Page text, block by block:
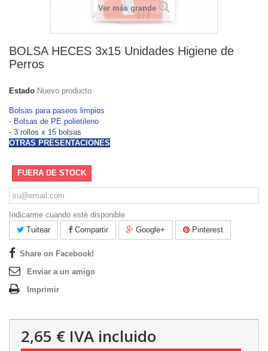
Ver más grande
BOLSA HECES 3x15 Unidades Higiene de
Perros
Estado Nuevo producto
Bolsas para paseos limpios
- Bolsas de PE polietileno
- 3 rollos x 15 bolsas
OTRAS PRESENTACIONES
FUERA DE STOCK
Indicarme cuando esté disponible
Tuitear
Compartir Google+ Pinterest
Share on Facebook!
Enviar a un amigo
Imprimir
2,65 € IVA incluido